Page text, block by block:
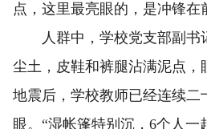
点，这里最亮眼的，是冲锋在
人群中，学校党支部副书
尘土，皮鞋和裤腿沾满泥点，
地震后，学校教师已经连续二
眼。“湿帐篷特别沉，6个人